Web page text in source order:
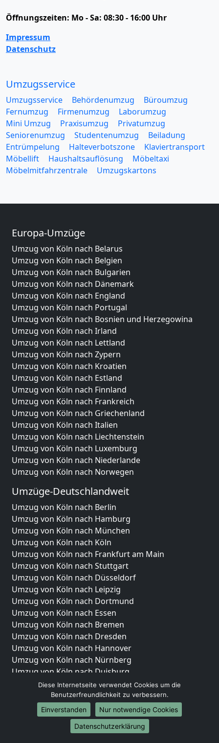
Öffnungszeiten: Mo - Sa: 08:30 - 16:00 Uhr
Impressum
Datenschutz
Umzugsservice
Umzugsservice Behördenumzug
Büroumzug
Fernumzug
Firmenumzug
Laborumzug
Mini Umzug
Praxisumzug
Privatumzug
Seniorenumzug
Studentenumzug
Beiladung
Entrümpelung
Halteverbotszone
Klaviertransport
Möbellift
Haushaltsauflösung
Möbeltaxi
Möbelmitfahrzentrale
Umzugskartons
Europa-Umzüge
Umzug von Köln nach Belarus
Umzug von Köln nach Belgien
Umzug von Köln nach Bulgarien
Umzug von Köln nach Dänemark
Umzug von Köln nach England
Umzug von Köln nach Portugal
Umzug von Köln nach Bosnien und Herzegowina
Umzug von Köln nach Irland
Umzug von Köln nach Lettland
Umzug von Köln nach Zypern
Umzug von Köln nach Kroatien
Umzug von Köln nach Estland
Umzug von Köln nach Finnland
Umzug von Köln nach Frankreich
Umzug von Köln nach Griechenland
Umzug von Köln nach Italien
Umzug von Köln nach Liechtenstein
Umzug von Köln nach Luxemburg
Umzug von Köln nach Niederlande
Umzug von Köln nach Norwegen
Umzüge-Deutschlandweit
Umzug von Köln nach Berlin
Umzug von Köln nach Hamburg
Umzug von Köln nach München
Umzug von Köln nach Köln
Umzug von Köln nach Frankfurt am Main
Umzug von Köln nach Stuttgart
Umzug von Köln nach Düsseldorf
Umzug von Köln nach Leipzig
Umzug von Köln nach Dortmund
Umzug von Köln nach Essen
Umzug von Köln nach Bremen
Umzug von Köln nach Dresden
Umzug von Köln nach Hannover
Umzug von Köln nach Nürnberg
Umzug von Köln nach Duisburg
Umzug von Köln nach Bochum
Umzug von Köln nach Wuppertal
Umzug von Köln nach Bielefeld
Umzug von Köln nach Bonn
Umzug von Köln nach Münster
Diese Internetseite verwendet Cookies um die
Benutzerfreundlichkeit zu verbessern.
Einverstanden
Nur notwendige Cookies
Datenschutzerklärung